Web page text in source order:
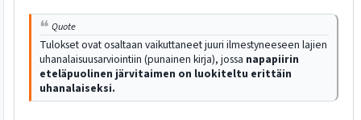
Quote
Tulokset ovat osaltaan vaikuttaneet juuri ilmestyneeseen lajien
uhanalaisuusarviointiin (punainen kirja), jossa napapiirin
eteläpuolinen järvitaimen on luokiteltu erittäin
uhanalaiseksi.